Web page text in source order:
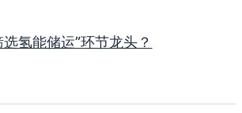
氢能储运”环节龙头？